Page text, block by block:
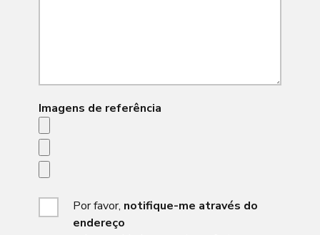
Imagens de referência
Por favor, notifique-me através do
endereço